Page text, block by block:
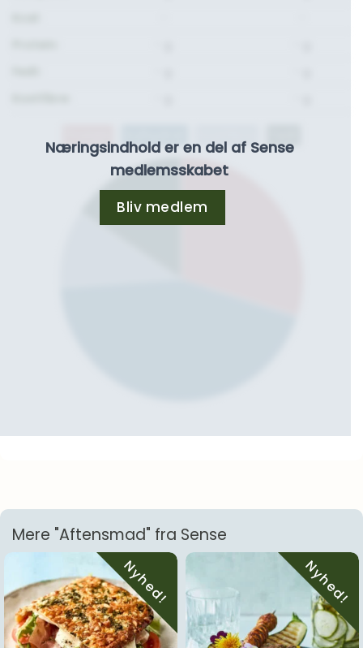
Næringsindhold er en del af Sense
medlemsskabet
Bliv medlem
Mere "Aftensmad" fra Sense
Nyhed! Nyhed!